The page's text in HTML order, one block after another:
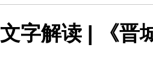
文字解读 | 《晋